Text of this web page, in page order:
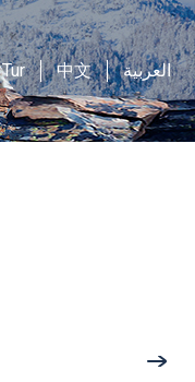
Tur 中文 العربية